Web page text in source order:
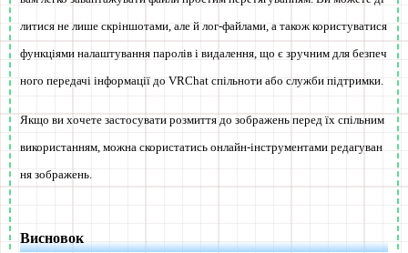
литися не лише скріншотами, але й лог-файлами, а також користуватися
функціями налаштування паролів і видалення, що є зручним для безпеч
ного передачі інформації до VRChat спільноти або служби підтримки.
Якщо ви хочете застосувати розмиття до зображень перед їх спільним
використанням, можна скористатись онлайн-інструментами редагуван
ня зображень.
Висновок